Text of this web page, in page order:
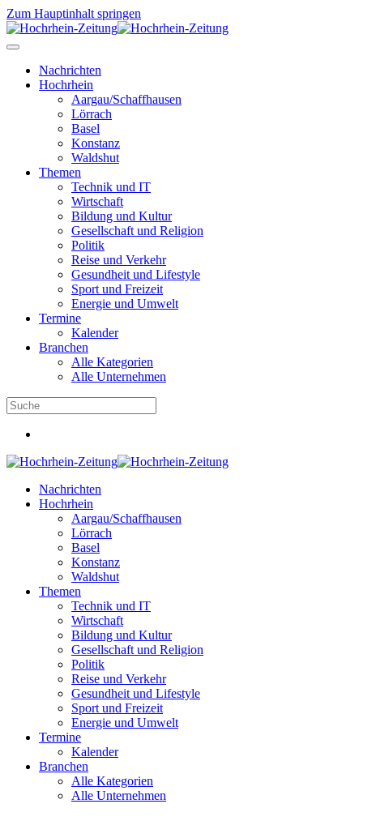
Zum Hauptinhalt springen
Nachrichten
Hochrhein
Aargau/Schaffhausen
Lörrach
Basel
Konstanz
Waldshut
Themen
Technik und IT
Wirtschaft
Bildung und Kultur
Gesellschaft und Religion
Politik
Reise und Verkehr
Gesundheit und Lifestyle
Sport und Freizeit
Energie und Umwelt
Termine
Kalender
Branchen
Alle Kategorien
Alle Unternehmen
Nachrichten
Hochrhein
Aargau/Schaffhausen
Lörrach
Basel
Konstanz
Waldshut
Themen
Technik und IT
Wirtschaft
Bildung und Kultur
Gesellschaft und Religion
Politik
Reise und Verkehr
Gesundheit und Lifestyle
Sport und Freizeit
Energie und Umwelt
Termine
Kalender
Branchen
Alle Kategorien
Alle Unternehmen